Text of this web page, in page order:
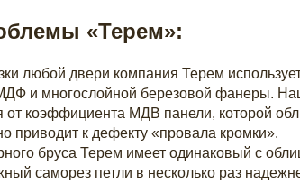
«Терем»:
любой двери компания Терем
и многослойной березовой фанеры.
от коэффициента МДВ панели, которой
приводит к дефекту «провала кромки».
бруса Терем имеет одинаковый с
саморез петли в несколько раз